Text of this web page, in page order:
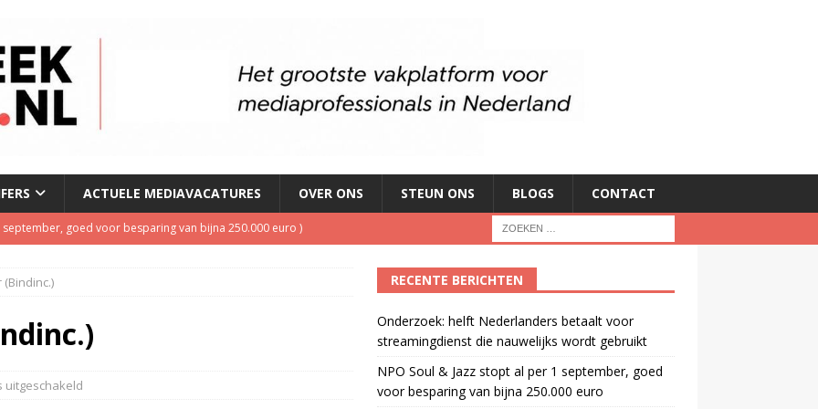
ACTUELE MEDIAVACATURES OVER ONS STEUN ONS BLOGS CONTACT
september, goed voor besparing van bijna 250.000 euro )
veiligheid
makerscontent
Radio 5 boekt forse winst in luistercijfers
betaalt voor streamingdienst die nauwelijks wordt gebruikt
uitgeschakeld
RECENTE BERICHTEN
Onderzoek: helft Nederlanders betaalt voor
streamingdienst die nauwelijks wordt gebruikt
NPO Soul & Jazz stopt al per 1 september, goed
voor besparing van bijna 250.000 euro